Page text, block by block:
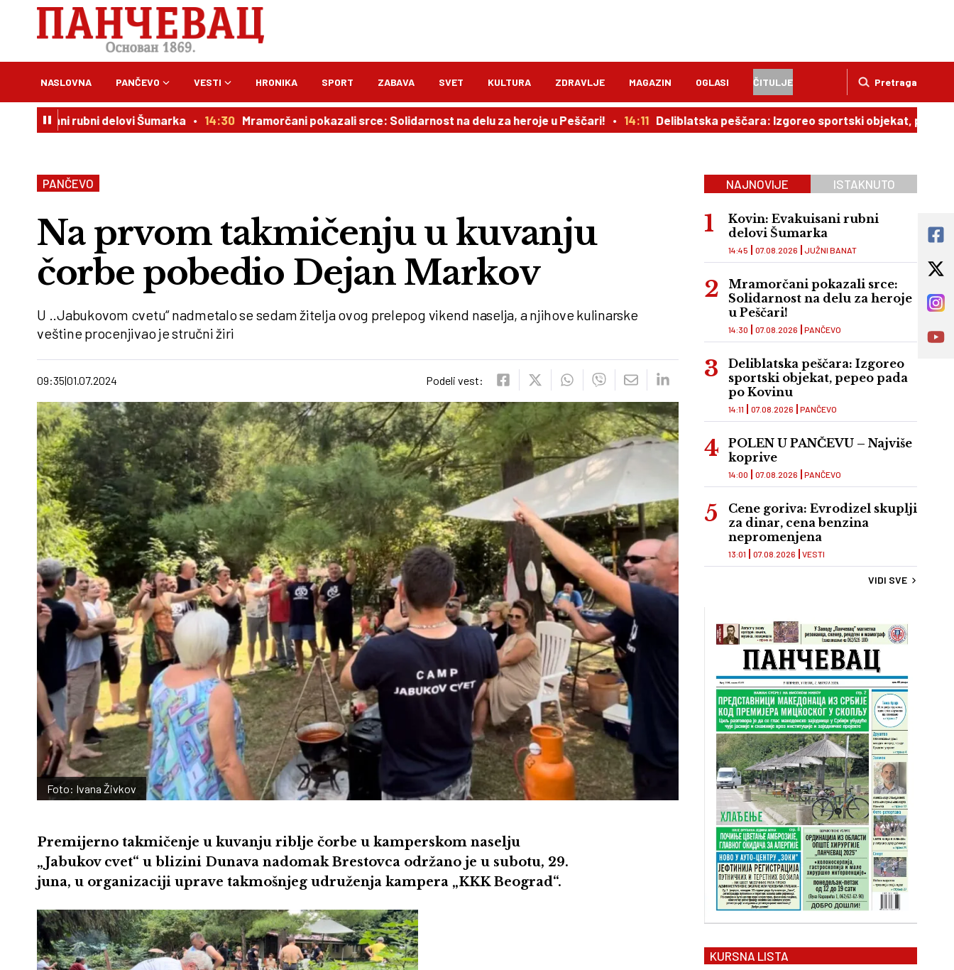
Pretraga
NASLOVNA PANČEVO VESTI HRONIKA SPORT ZABAVA SVET KULTURA ZDRAVLJE MAGAZIN OGLASI ČITULJE
rubni delovi Šumarka 14:30 Mramorčani pokazali srce: Solidarnost na delu za heroje u Peščari! 14:11 Deliblatska peščara: Izgoreo sportski objekat, pepeo pada po
PANČEVO
Na prvom takmičenju u kuvanju
čorbe pobedio Dejan Markov
U ..Jabukovom cvetu“ nadmetalo se sedam žitelja ovog prelepog vikend naselja, a njihove kulinarske
veštine procenjivao je stručni žiri
09:35 01.07.2024 Podeli vest:
Foto: Ivana Živkov
Premijerno takmičenje u kuvanju riblje čorbe u kamperskom naselju
„Jabukov cvet“ u blizini Dunava nadomak Brestovca održano je u subotu, 29.
juna, u organizaciji uprave takmošnjeg udruženja kampera „KKK Beograd“.
NAJNOVIJE ISTAKNUTO
Kovin: Evakuisani rubni
delovi Šumarka
JUŽNI BANAT
14:45 07.08.2026
Mramorčani pokazali srce:
Solidarnost na delu za heroje
u Peščari!
PANČEVO
14:30 07.08.2026
Deliblatska peščara: Izgoreo
sportski objekat, pepeo pada
po Kovinu
PANČEVO
14:11 07.08.2026
POLEN U PANČEVU – Najviše
koprive
PANČEVO
14:00 07.08.2026
Cene goriva: Evrodizel skuplji
za dinar, cena benzina
nepromenjena
VESTI
13:01 07.08.2026
VIDI SVE
KURSNA LISTA